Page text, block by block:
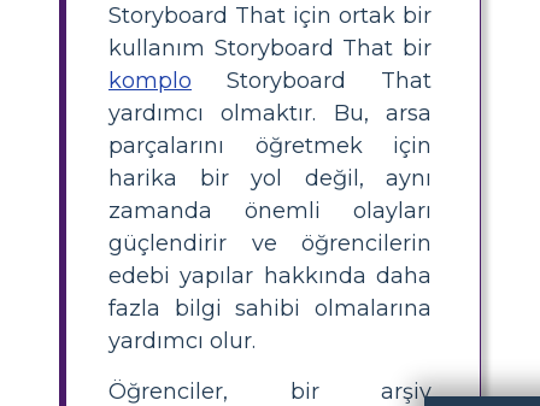
Storyboard That için ortak bir
kullanım Storyboard That bir
komplo Storyboard That
yardımcı olmaktır. Bu, arsa
parçalarını öğretmek için
harika bir yol değil, aynı
zamanda önemli olayları
güçlendirir ve öğrencilerin
edebi yapılar hakkında daha
fazla bilgi sahibi olmalarına
yardımcı olur.
Öğrenciler, bir arşiv